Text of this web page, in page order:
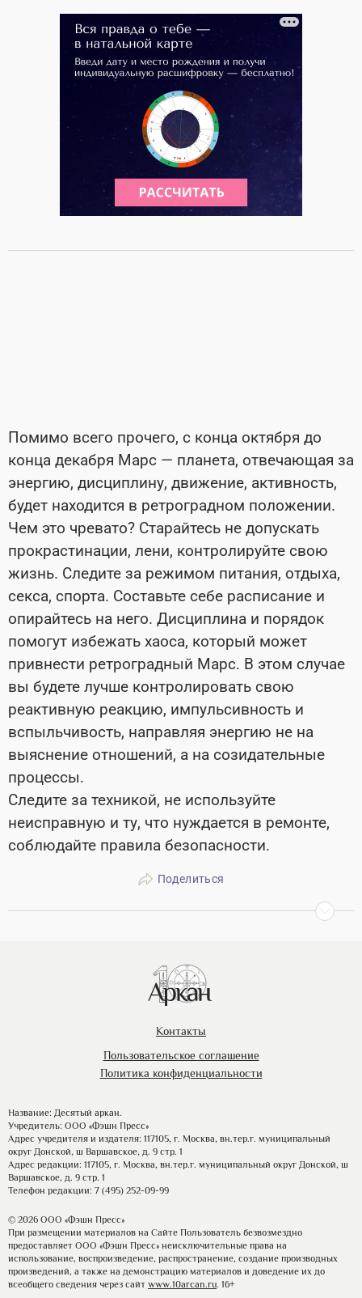
Помимо всего прочего, с конца октября до
конца декабря Марс — планета, отвечающая за
энергию, дисциплину, движение, активность,
будет находится в ретроградном положении.
Чем это чревато? Старайтесь не допускать
прокрастинации, лени, контролируйте свою
жизнь. Следите за режимом питания, отдыха,
секса, спорта. Составьте себе расписание и
опирайтесь на него. Дисциплина и порядок
помогут избежать хаоса, который может
привнести ретроградный Марс. В этом случае
вы будете лучше контролировать свою
реактивную реакцию, импульсивность и
вспыльчивость, направляя энергию не на
выяснение отношений, а на созидательные
процессы.
Следите за техникой, не используйте
неисправную и ту, что нуждается в ремонте,
соблюдайте правила безопасности.
Поделиться
Контакты
Пользовательское соглашение
Политика конфиденциальности
Название: Десятый аркан.
Учредитель: ООО «Фэшн Пресс»
Адрес учредителя и издателя: 117105, г. Москва, вн.тер.г. муниципальный
округ Донской, ш Варшавское, д. 9 стр. 1
Адрес редакции: 117105, г. Москва, вн.тер.г. муниципальный округ Донской, ш
Варшавское, д. 9 стр. 1
Телефон редакции: 7 (495) 252-09-99
© 2026 ООО «Фэшн Пресс»
При размещении материалов на Сайте Пользователь безвозмездно
предоставляет ООО «Фэшн Пресс» неисключительные права на
использование, воспроизведение, распространение, создание производных
произведений, а также на демонстрацию материалов и доведение их до
всеобщего сведения через сайт www.10arcan.ru. 16+